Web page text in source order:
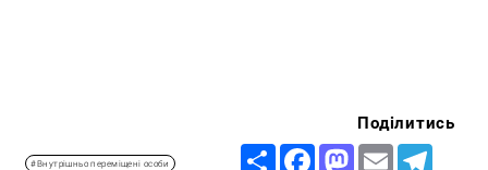
#Внутрішньо переміщені особи
Поділитись
Share FacebookMastodon
Email